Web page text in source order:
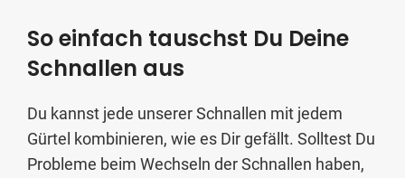
So einfach tauschst Du Deine
Schnallen aus
Du kannst jede unserer Schnallen mit jedem
Gürtel kombinieren, wie es Dir gefällt. Solltest Du
Probleme beim Wechseln der Schnallen haben,